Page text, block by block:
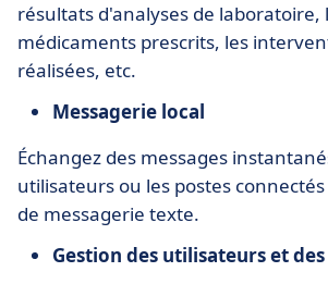
résultats d'analyses de laboratoire,
médicaments prescrits, les
réalisées, etc.
Messagerie local
Échangez des messages
utilisateurs ou les postes
de messagerie texte.
Gestion des utilisateurs et